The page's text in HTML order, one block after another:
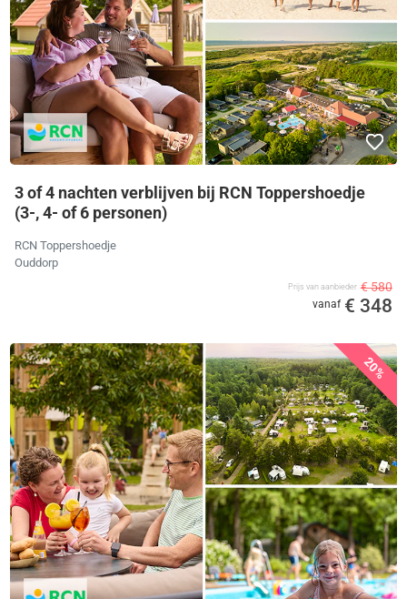
3 of 4 nachten verblijven bij RCN Toppershoedje
(3-, 4- of 6 personen)
RCN Toppershoedje
Ouddorp
Prijs van aanbieder € 580
vanaf € 348
20%